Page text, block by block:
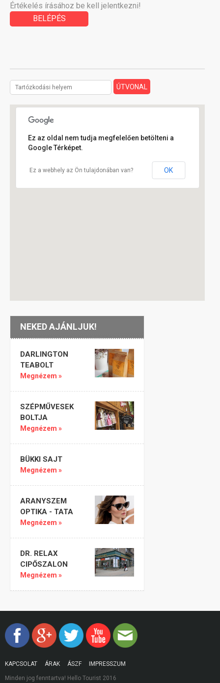
Értékelés írásához be kell jelentkezni!
BELÉPÉS
Ez az oldal nem tudja megfelelően betölteni a
Google Térképet.
Ez a webhely az Ön tulajdonában van? OK
NEKED AJÁNLJUK!
DARLINGTON
TEABOLT
Megnézem »
SZÉPMŰVESEK
BOLTJA
Megnézem »
BÜKKI SAJT
Megnézem »
ARANYSZEM
OPTIKA - TATA
Megnézem »
DR. RELAX
CIPŐSZALON
Megnézem »
KAPCSOLAT ÁRAK ÁSZF IMPRESSZUM
Minden jog fenntartva! Hello Tourist 2016